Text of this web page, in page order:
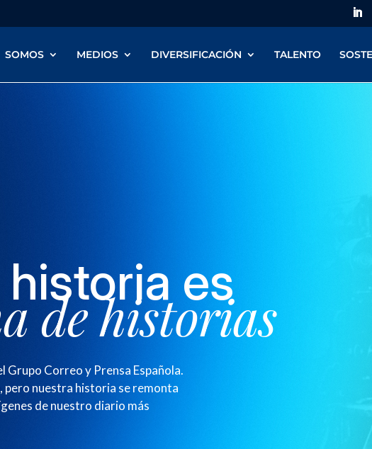
SOMOS MEDIOS DIVERSIFICACIÓN TALENTO
es
de historias
Grupo Correo y Prensa Española.
pero nuestra historia se remonta
de nuestro diario más